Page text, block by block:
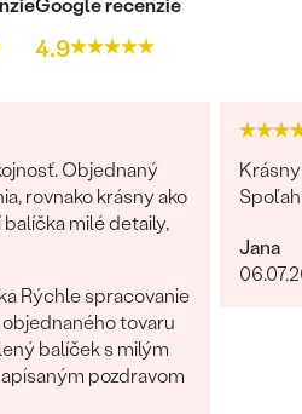
Google recenzie
4.9
Objednaný
rovnako krásny ako
milé detaily,
Rýchle spracovanie
tovaru
balíček s milým
pozdravom
Jana